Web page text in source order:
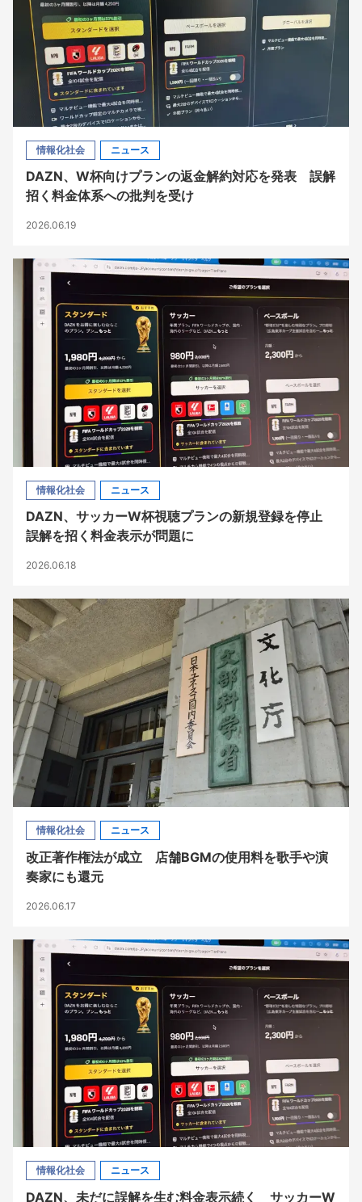
情報化社会 ニュース
DAZN、W杯向けプランの返金解約対応を発表 誤解
招く料金体系への批判を受け
2026.06.19
情報化社会 ニュース
DAZN、サッカーW杯視聴プランの新規登録を停止
誤解を招く料金表示が問題に
2026.06.18
情報化社会 ニュース
改正著作権法が成立 店舗BGMの使用料を歌手や演
奏家にも還元
2026.06.17
情報化社会 ニュース
DAZN、未だに誤解を生む料金表示続く サッカーW